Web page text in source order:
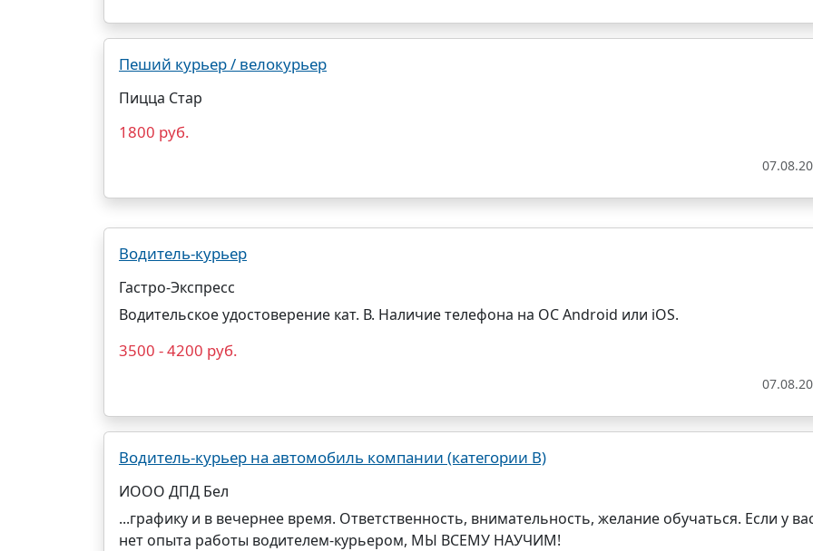
Пеший курьер / велокурьер
Пицца Стар
1800 руб.
Водитель-курьер
Гастро-Экспресс
Водительское удостоверение кат. В. Наличие телефона на ОС Android или iOS.
3500 - 4200 руб.
Водитель-курьер на автомобиль компании (категории B)
ИООО ДПД Бел
...графику и в вечернее время. Ответственность, внимательность, желание обучаться. Если у
нет опыта работы водителем-курьером, МЫ ВСЕМУ НАУЧИМ!